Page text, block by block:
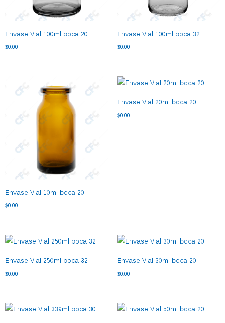
Envase Vial 100ml boca 20
$0.00
Envase Vial 100ml boca 32
$0.00
Envase Vial 10ml boca 20
$0.00
Envase Vial 20ml boca 20
$0.00
Envase Vial 250ml boca 32
$0.00
Envase Vial 30ml boca 20
$0.00